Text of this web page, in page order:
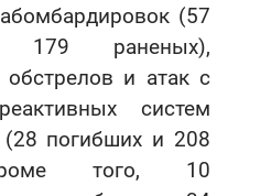
(57
179 раненых),
обстрелов и атак с
систем
(28 погибших и 208
того, 10